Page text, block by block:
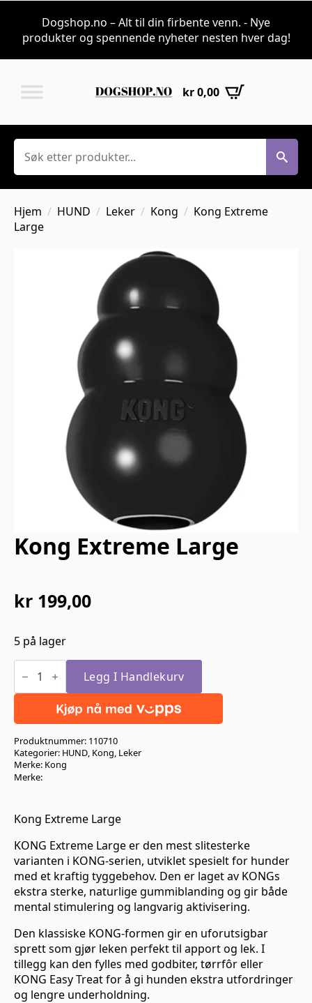
Dogshop.no – Alt til din firbente venn. - Nye
produkter og spennende nyheter nesten hver dag!
kr0,00
Søk
Hjem HUND Leker Kong
Kong Extreme
Large
Kong Extreme Large
kr 199,00
5 på lager
Kong
Extreme
antall
Legg I Handlekurv
Produktnummer: 110710
Kategorier: HUND, Kong, Leker
Merke: Kong
Merke:
Kong Extreme Large
KONG Extreme Large er den mest slitesterke
varianten i KONG-serien, utviklet spesielt for hunder
med et kraftig tyggebehov. Den er laget av KONGs
ekstra sterke, naturlige gummiblanding og gir både
mental stimulering og langvarig aktivisering.
Den klassiske KONG-formen gir en uforutsigbar
sprett som gjør leken perfekt til apport og lek. I
tillegg kan den fylles med godbiter, tørrfôr eller
KONG Easy Treat for å gi hunden ekstra utfordringer
og lengre underholdning.